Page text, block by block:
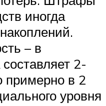
иногда
– в
2-
примерно в 2
уровня